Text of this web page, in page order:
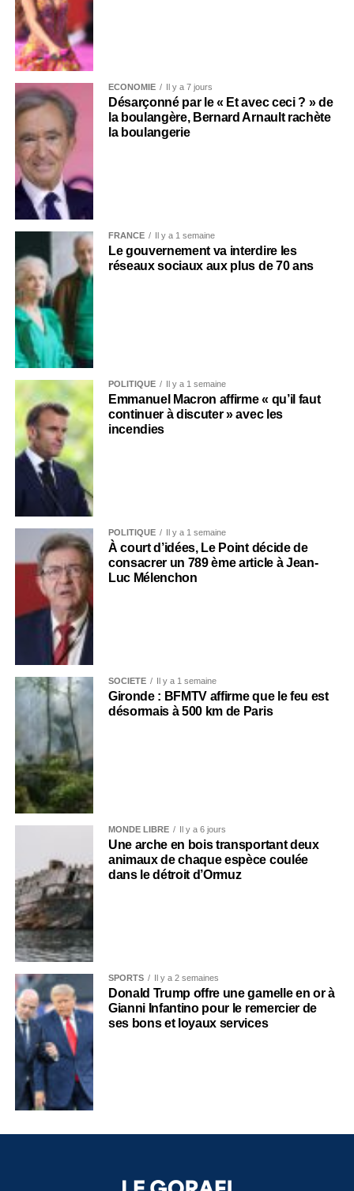
ECONOMIE Il y a 7 jours
Désarçonné par le « Et avec ceci ? » de
la boulangère, Bernard Arnault rachète
la boulangerie
FRANCE Il y a 1 semaine
Le gouvernement va interdire les
réseaux sociaux aux plus de 70 ans
POLITIQUE Il y a 1 semaine
Emmanuel Macron affirme « qu’il faut
continuer à discuter » avec les
incendies
POLITIQUE Il y a 1 semaine
À court d’idées, Le Point décide de
consacrer un 789 ème article à Jean-
Luc Mélenchon
SOCIÉTÉ Il y a 1 semaine
Gironde : BFMTV affirme que le feu est
désormais à 500 km de Paris
MONDE LIBRE Il y a 6 jours
Une arche en bois transportant deux
animaux de chaque espèce coulée
dans le détroit d’Ormuz
SPORTS Il y a 2 semaines
Donald Trump offre une gamelle en or à
Gianni Infantino pour le remercier de
ses bons et loyaux services